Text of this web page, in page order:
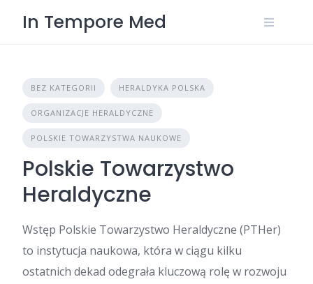
In Tempore Med
BEZ KATEGORII HERALDYKA POLSKA
ORGANIZACJE HERALDYCZNE
POLSKIE TOWARZYSTWA NAUKOWE
Polskie Towarzystwo
Heraldyczne
Wstęp Polskie Towarzystwo Heraldyczne (PTHer)
to instytucja naukowa, która w ciągu kilku
ostatnich dekad odegrała kluczową rolę w rozwoju